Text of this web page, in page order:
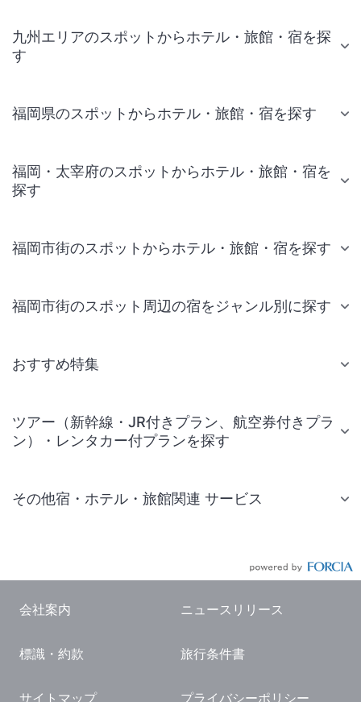
九州エリアのスポットからホテル・旅館・宿を探
す
福岡県のスポットからホテル・旅館・宿を探す
福岡・太宰府のスポットからホテル・旅館・宿を
探す
福岡市街のスポットからホテル・旅館・宿を探す
福岡市街のスポット周辺の宿をジャンル別に探す
おすすめ特集
ツアー（新幹線・JR付きプラン、航空券付きプラ
ン）・レンタカー付プランを探す
その他宿・ホテル・旅館関連 サービス
国内観光ガイド
旅行・観光情報
会社案内 ニュースリリース
標識・約款 旅行条件書
サイトマップ プライバシーポリシー